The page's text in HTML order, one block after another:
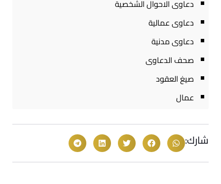
دعاوى الاحوال الشخصية
دعاوى عمالية
دعاوى مدنية
صحف الدعاوى
صيغ العقود
عمال
شارك: